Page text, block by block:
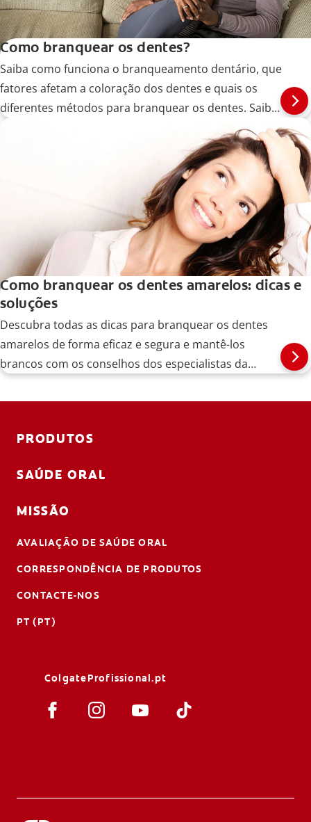
Como branquear os dentes?
Saiba como funciona o branqueamento dentário, que
fatores afetam a coloração dos dentes e quais os
diferentes métodos para branquear os dentes. Saiba
Como branquear os dentes amarelos: dicas e
soluções
Descubra todas as dicas para branquear os dentes
amarelos de forma eficaz e segura e mantê-los
brancos com os conselhos dos especialistas da
PRODUTOS
SAÚDE ORAL
MISSÃO
AVALIAÇÃO DE SAÚDE ORAL
CORRESPONDÊNCIA DE PRODUTOS
CONTACTE-NOS
PT (PT)
ColgateProfissional.pt